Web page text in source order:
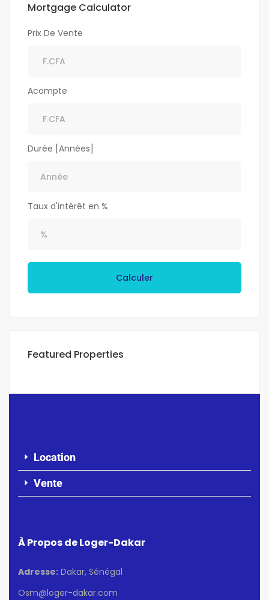
Mortgage Calculator
Prix De Vente
Acompte
Durée [Années]
Taux d'intérêt en %
Calculer
Featured Properties
Location
Vente
À Propos de Loger-Dakar
Adresse: Dakar, Sénégal
Osm@loger-dakar.com